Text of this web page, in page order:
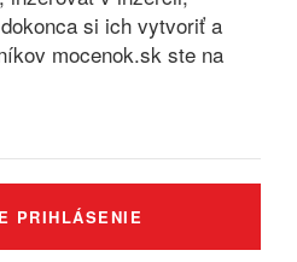
si ich vytvoriť a
mocenok.sk ste na
PRIHLÁSENIE